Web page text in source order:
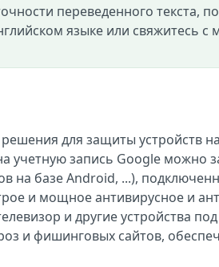
переведенного текста,
языке или свяжитесь с
для защиты устройств
учетную запись Google можно
на базе Android, ...),
и мощное антивирусное и
и другие устройства
и фишинговых сайтов,